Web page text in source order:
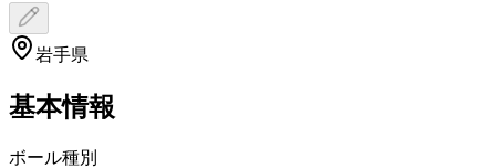
岩手県
基本情報
ボール種別